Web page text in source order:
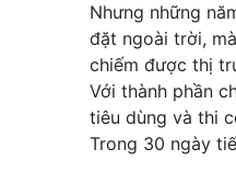
Nhưng những
đặt ngoài trời, mà
chiếm được thị
Với thành phần
tiêu dùng và thi
Trong 30 ngày